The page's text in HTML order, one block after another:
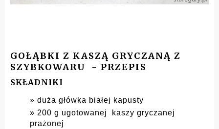
GOŁĄBKI Z KASZĄ GRYCZANĄ Z
SZYBKOWARU - PRZEPIS
SKŁADNIKI
duża główka białej kapusty
200 g ugotowanej kaszy gryczanej
prażonej